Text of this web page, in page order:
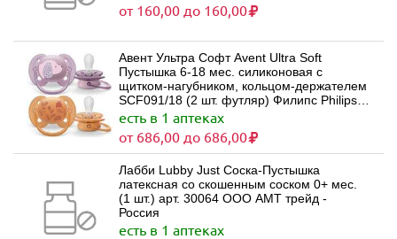
от 160,00 до 160,00
Авент Ультра Софт Avent Ultra Soft
Пустышка 6-18 мес. силиконовая с
щитком-нагубником, кольцом-держателем
SCF091/18 (2 шт. футляр) Филипс Philips
Consumer Lifestyle B.V. - Нидерланды
есть в 1 аптеках
от 686,00 до 686,00
Лабби Lubby Just Соска-Пустышка
латексная со скошенным соском 0+ мес.
(1 шт.) арт. 30064 ООО АМТ трейд -
Россия
есть в 1 аптеках